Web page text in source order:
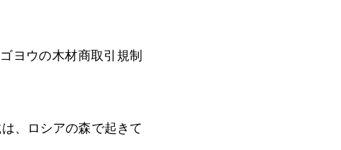
ヨウの木材商取引規制
、ロシアの森で起きて